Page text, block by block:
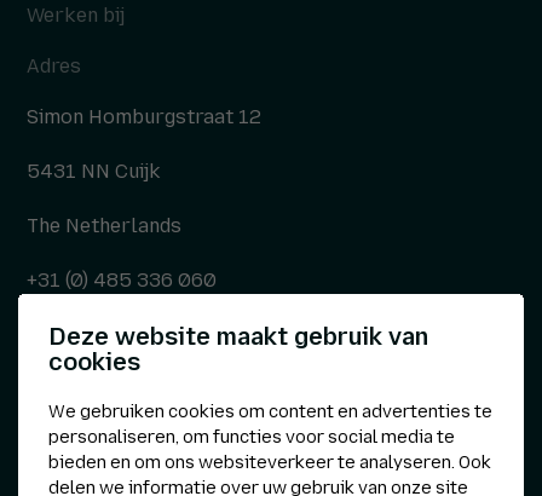
Werken bij
Adres
Simon Homburgstraat 12
5431 NN Cuijk
The Netherlands
+31 (0) 485 336 060
info@kepser.nl
Overige
Deze website maakt gebruik van
cookies
We gebruiken cookies om content en advertenties te
personaliseren, om functies voor social media te
bieden en om ons websiteverkeer te analyseren. Ook
delen we informatie over uw gebruik van onze site